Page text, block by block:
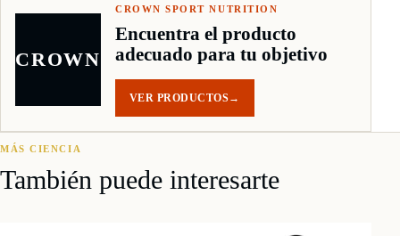
CROWN
CROWN SPORT NUTRITION
Encuentra el producto
adecuado para tu objetivo
VER PRODUCTOS→
MÁS CIENCIA
También puede interesarte